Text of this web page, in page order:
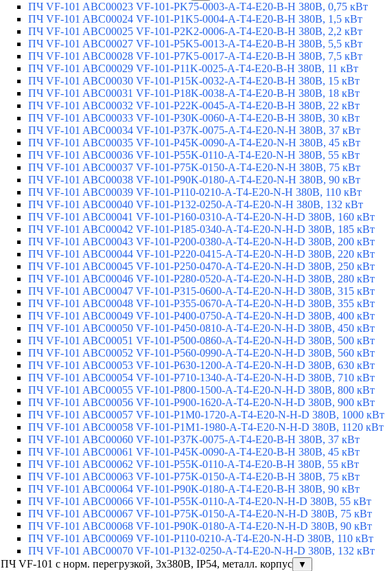
ПЧ VF-101 ABC00023 VF-101-PK75-0003-A-T4-E20-B-H 380В, 0,75 кВт
ПЧ VF-101 ABC00024 VF-101-P1K5-0004-A-T4-E20-B-H 380В, 1,5 кВт
ПЧ VF-101 ABC00025 VF-101-P2K2-0006-A-T4-E20-B-H 380В, 2,2 кВт
ПЧ VF-101 ABC00027 VF-101-P5K5-0013-A-T4-E20-B-H 380В, 5,5 кВт
ПЧ VF-101 ABC00028 VF-101-P7K5-0017-A-T4-E20-B-H 380В, 7,5 кВт
ПЧ VF-101 ABC00029 VF-101-P11K-0025-A-T4-E20-B-H 380В, 11 кВт
ПЧ VF-101 ABC00030 VF-101-P15K-0032-A-T4-E20-B-H 380В, 15 кВт
ПЧ VF-101 ABC00031 VF-101-P18K-0038-A-T4-E20-B-H 380В, 18 кВт
ПЧ VF-101 ABC00032 VF-101-P22K-0045-A-T4-E20-B-H 380В, 22 кВт
ПЧ VF-101 ABC00033 VF-101-P30K-0060-A-T4-E20-B-H 380В, 30 кВт
ПЧ VF-101 ABC00034 VF-101-P37K-0075-A-T4-E20-N-H 380В, 37 кВт
ПЧ VF-101 ABC00035 VF-101-P45K-0090-A-T4-E20-N-H 380В, 45 кВт
ПЧ VF-101 ABC00036 VF-101-P55K-0110-A-T4-E20-N-H 380В, 55 кВт
ПЧ VF-101 ABC00037 VF-101-P75K-0150-A-T4-E20-N-H 380В, 75 кВт
ПЧ VF-101 ABC00038 VF-101-P90K-0180-A-T4-E20-N-H 380В, 90 кВт
ПЧ VF-101 ABC00039 VF-101-P110-0210-A-T4-E20-N-H 380В, 110 кВт
ПЧ VF-101 ABC00040 VF-101-P132-0250-A-T4-E20-N-H 380В, 132 кВт
ПЧ VF-101 ABC00041 VF-101-P160-0310-A-T4-E20-N-H-D 380В, 160 кВт
ПЧ VF-101 ABC00042 VF-101-P185-0340-A-T4-E20-N-H-D 380В, 185 кВт
ПЧ VF-101 ABC00043 VF-101-P200-0380-A-T4-E20-N-H-D 380В, 200 кВт
ПЧ VF-101 ABC00044 VF-101-P220-0415-A-T4-E20-N-H-D 380В, 220 кВт
ПЧ VF-101 ABC00045 VF-101-P250-0470-A-T4-E20-N-H-D 380В, 250 кВт
ПЧ VF-101 ABC00046 VF-101-P280-0520-A-T4-E20-N-H-D 380В, 280 кВт
ПЧ VF-101 ABC00047 VF-101-P315-0600-A-T4-E20-N-H-D 380В, 315 кВт
ПЧ VF-101 ABC00048 VF-101-P355-0670-A-T4-E20-N-H-D 380В, 355 кВт
ПЧ VF-101 ABC00049 VF-101-P400-0750-A-T4-E20-N-H-D 380В, 400 кВт
ПЧ VF-101 ABC00050 VF-101-P450-0810-A-T4-E20-N-H-D 380В, 450 кВт
ПЧ VF-101 ABC00051 VF-101-P500-0860-A-T4-E20-N-H-D 380В, 500 кВт
ПЧ VF-101 ABC00052 VF-101-P560-0990-A-T4-E20-N-H-D 380В, 560 кВт
ПЧ VF-101 ABC00053 VF-101-P630-1200-A-T4-E20-N-H-D 380В, 630 кВт
ПЧ VF-101 ABC00054 VF-101-P710-1340-A-T4-E20-N-H-D 380В, 710 кВт
ПЧ VF-101 ABC00055 VF-101-P800-1500-A-T4-E20-N-H-D 380В, 800 кВт
ПЧ VF-101 ABC00056 VF-101-P900-1620-A-T4-E20-N-H-D 380В, 900 кВт
ПЧ VF-101 ABC00057 VF-101-P1M0-1720-A-T4-E20-N-H-D 380В, 1000 кВт
ПЧ VF-101 ABC00058 VF-101-P1M1-1980-A-T4-E20-N-H-D 380В, 1120 кВт
ПЧ VF-101 ABC00060 VF-101-P37K-0075-A-T4-E20-B-H 380В, 37 кВт
ПЧ VF-101 ABC00061 VF-101-P45K-0090-A-T4-E20-B-H 380В, 45 кВт
ПЧ VF-101 ABC00062 VF-101-P55K-0110-A-T4-E20-B-H 380В, 55 кВт
ПЧ VF-101 ABC00063 VF-101-P75K-0150-A-T4-E20-B-H 380В, 75 кВт
ПЧ VF-101 ABC00064 VF-101-P90K-0180-A-T4-E20-B-H 380В, 90 кВт
ПЧ VF-101 ABC00066 VF-101-P55K-0110-A-T4-E20-N-H-D 380В, 55 кВт
ПЧ VF-101 ABC00067 VF-101-P75K-0150-A-T4-E20-N-H-D 380В, 75 кВт
ПЧ VF-101 ABC00068 VF-101-P90K-0180-A-T4-E20-N-H-D 380В, 90 кВт
ПЧ VF-101 ABC00069 VF-101-P110-0210-A-T4-E20-N-H-D 380В, 110 кВт
ПЧ VF-101 ABC00070 VF-101-P132-0250-A-T4-E20-N-H-D 380В, 132 кВт
ПЧ VF-101 с норм. перегрузкой, 3х380В, IP54, металл. корпус
▼